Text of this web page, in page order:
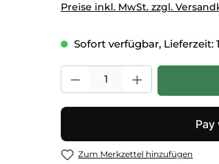
Preise inkl. MwSt. zzgl.
Sofort verfügbar, Lieferzeit:
Produkt Anzahl: Gib den
Zum Merkzettel hinzufügen